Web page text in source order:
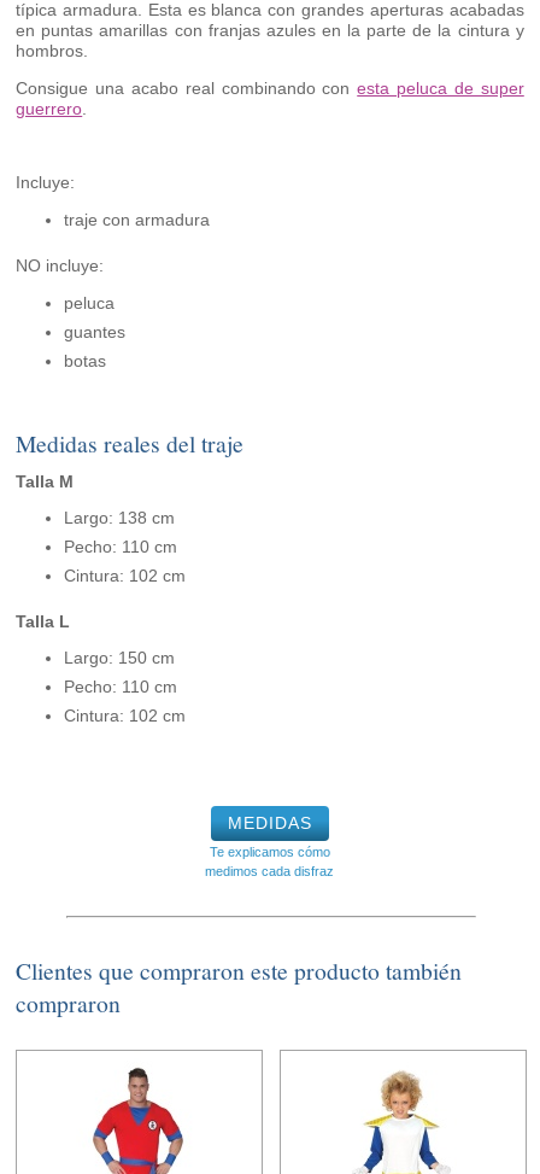
típica armadura. Esta es blanca con grandes aperturas acabadas
en puntas amarillas con franjas azules en la parte de la cintura y
hombros.
Consigue una acabo real combinando conesta peluca de super
guerrero.
Incluye:
traje con armadura
NO incluye:
peluca
guantes
botas
Medidas reales del traje
Talla M
Largo: 138 cm
Pecho: 110 cm
Cintura: 102 cm
Talla L
Largo: 150 cm
Pecho: 110 cm
Cintura: 102 cm
MEDIDAS
Te explicamos cómo
medimos cada disfraz
Clientes que compraron este producto también
compraron